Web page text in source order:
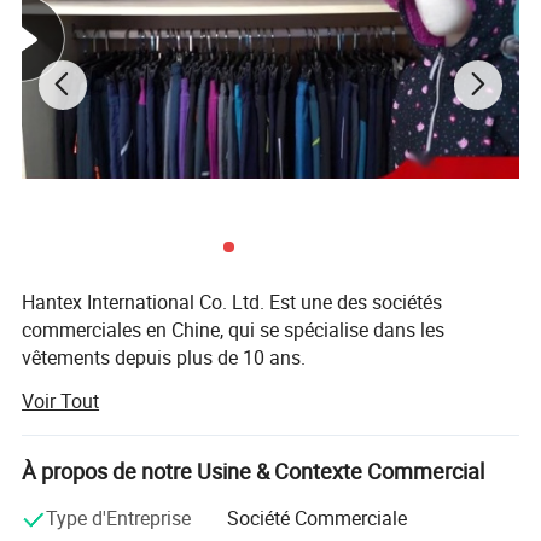
Mobile: +86- 189 3293 6396
Hantex International Co. Ltd. Est une des sociétés
commerciales en Chine, qui se spécialise dans les
vêtements depuis plus de 10 ans.
Les principaux produits comprennent la veste, parka,
gilets, pantalons, shorts, Dans l'ensemble, tous les types
de vêtements de pluie, tels que imperméable, poncho de
pluie. Ainsi que des genouillères, des protège-poignets, des
serviettes à séchage rapide, des seaux en plastique
Voir Tout
À propos de notre Usine & Contexte Commercial
Type d'Entreprise
Société Commerciale